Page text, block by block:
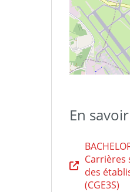
En
des
(CGE3S)